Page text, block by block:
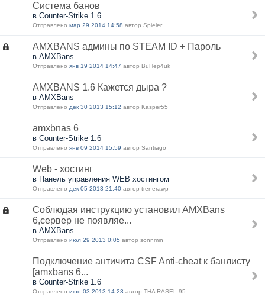
Система банов
в Counter-Strike 1.6
Отправлено мар 29 2014 14:58 автор Spieler
AMXBANS админы по STEAM ID + Пароль
в AMXBans
Отправлено янв 19 2014 14:47 автор BuHep4uk
AMXBANS 1.6 Кажется дыра ?
в AMXBans
Отправлено дек 30 2013 15:12 автор Kasper55
amxbnas 6
в Counter-Strike 1.6
Отправлено янв 09 2014 15:59 автор Santiago
Web - хостинг
в Панель управления WEB хостингом
Отправлено дек 05 2013 21:40 автор trenerawp
Соблюдая инструкцию установил AMXBans
6,сервер не появляе...
в AMXBans
Отправлено июл 29 2013 0:05 автор sonnmin
Подключение античита CSF Anti-cheat к банлисту
[amxbans 6...
в Counter-Strike 1.6
Отправлено июн 03 2013 14:23 автор THA RASEL 95